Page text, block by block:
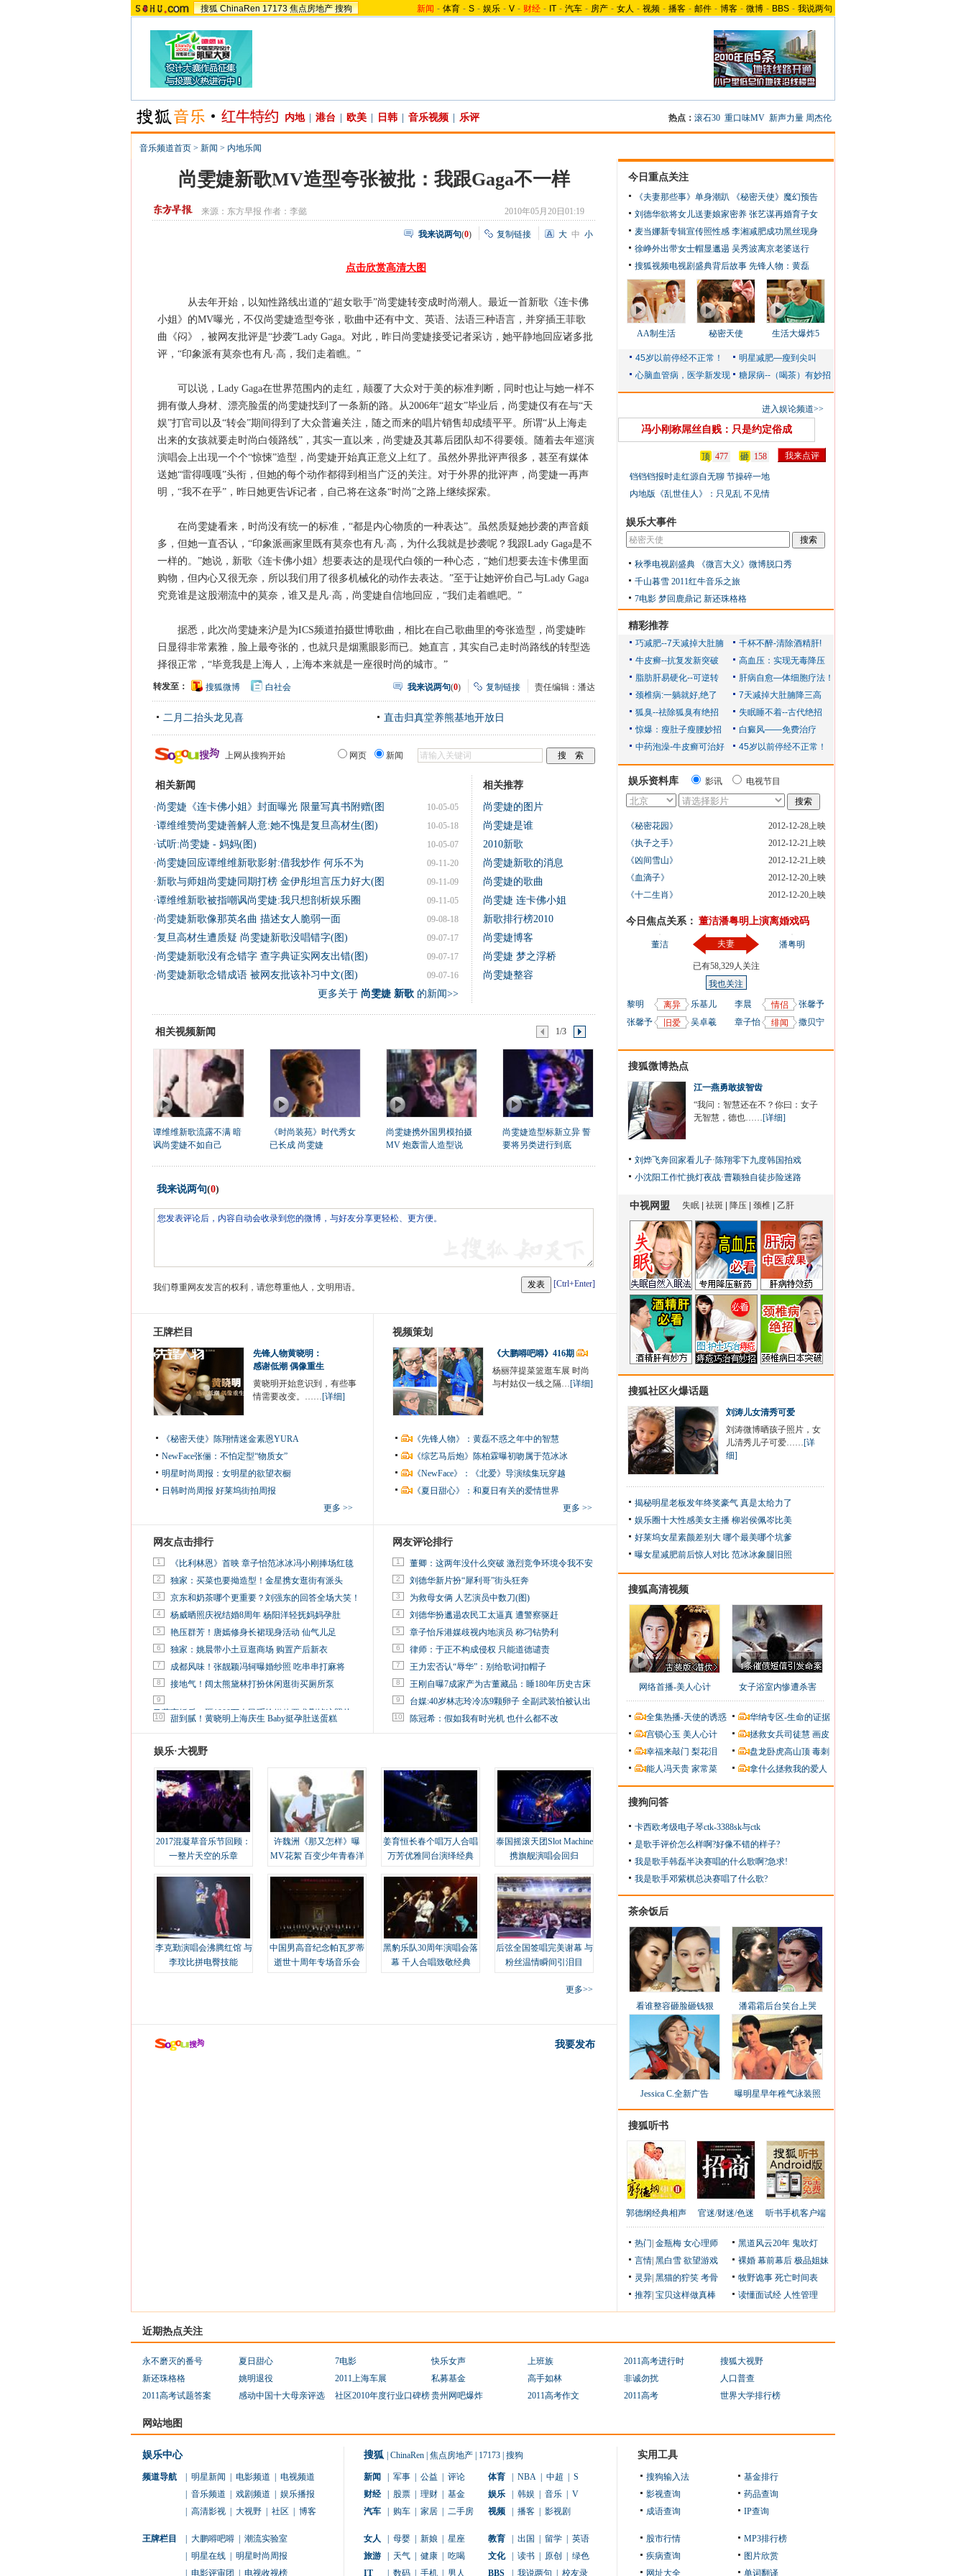
搜狐 ChinaRen 17173 焦点房地产 搜狗 新闻 - 体育 - S - 娱乐 - V - 财经 - IT - 汽车 - 房产 - 女人 - 视频 - 播客 - 邮件 - 博客 - 微博 - BBS - 我说两句
内地 港台 欧美 日韩 音乐视频 乐评 热点： 滚石30 重口味MV 新声力量 周杰伦
音乐频道首页 > 新闻 > 内地乐闻
尚雯婕新歌MV造型夸张被批：我跟Gaga不一样
来源： 东方早报 作者：李懿 2010年05月20日01:19
我来说两句(0) 复制链接 大 中 小
点击欣赏高清大图
从去年开始，以知性路线出道的“超女歌手”尚雯婕转变成时尚潮人。最近一首新歌《连卡佛
小姐》的MV曝光，不仅尚雯婕造型夸张，歌曲中还有中文、英语、法语三种语言，并穿插王菲歌
曲《闷》，被网友批评是“抄袭”Lady Gaga。对此，昨日尚雯婕接受记者采访，她平静地回应诸多批
评，“印象派有莫奈也有凡·高，我们走着瞧。”
可以说，Lady Gaga在世界范围内的走红，颠覆了大众对于美的标准判断，同时也让与她一样不
拥有傲人身材、漂亮脸蛋的尚雯婕找到了一条新的路。从2006年“超女”毕业后，尚雯婕仅有在与“天
娱”打官司以及“转会”期间得到了大众普遍关注，随之而来的唱片销售却成绩平平。所谓“从上海走
出来的女孩就要走时尚白领路线”，其实一直以来，尚雯婕及其幕后团队却不得要领。随着去年巡演
演唱会上出现一个个“惊悚”造型，尚雯婕开始真正意义上红了。虽然外界批评声很多，甚至有媒体
送她“雷得嘎嘎”头衔，但她的每个动作都得到相当广泛的关注。对于外界的批评声，尚雯婕一再声
明，“我不在乎”，昨日她更告诉记者，自己将在这条“时尚”之路上继续探索。
在尚雯婕看来，时尚没有统一的标准，“都是内心物质的一种表达”。虽然质疑她抄袭的声音颇
多，但她一直否认，“印象派画家里既有莫奈也有凡·高，为什么我就是抄袭呢？我跟Lady Gaga是不
一样的。”她说，新歌《连卡佛小姐》想要表达的是现代白领的一种心态，“她们想要去连卡佛里面
购物，但内心又很无奈，所以我们用了很多机械化的动作去表达。”至于让她评价自己与Lady Gaga
究竟谁是这股潮流中的莫奈，谁又是凡·高，尚雯婕自信地回应，“我们走着瞧吧。”
据悉，此次尚雯婕来沪是为ICS频道拍摄世博歌曲，相比在自己歌曲里的夸张造型，尚雯婕昨
日显得非常素雅，脸上最夸张的，也就只是烟熏眼影而已。她直言，其实自己走时尚路线的转型选
择很正常，“毕竟我是上海人，上海本来就是一座很时尚的城市。”
转发至： 搜狐微博 白社会 我来说两句(0) 复制链接 责任编辑：潘达
二月二抬头龙见喜 直击归真堂养熊基地开放日
上网从搜狗开始 网页 新闻
相关新闻
10-05-05
· 尚雯婕《连卡佛小姐》封面曝光 限量写真书附赠(图
10-05-18
·谭维维赞尚雯婕善解人意:她不愧是复旦高材生(图)
10-05-07
·试听:尚雯婕 - 妈妈(图)
09-11-20
· 尚雯婕回应谭维维新歌影射:借我炒作 何乐不为
09-11-09
· 新歌与师姐尚雯婕同期打榜 金伊彤坦言压力好大(图
09-11-05
·谭维维新歌被指嘲讽尚雯婕:我只想剖析娱乐圈
09-08-18
· 尚雯婕新歌像那英名曲 描述女人脆弱一面
09-07-17
·复旦高材生遭质疑 尚雯婕新歌没唱错字(图)
09-07-17
· 尚雯婕新歌没有念错字 查字典证实网友出错(图)
09-07-16
· 尚雯婕新歌念错成语 被网友批该补习中文(图)
更多关于 尚雯婕 新歌的新闻>>
相关推荐
尚雯婕的图片
尚雯婕是谁
2010新歌
尚雯婕新歌的消息
尚雯婕的歌曲
尚雯婕 连卡佛小姐
新歌排行榜2010
尚雯婕博客
尚雯婕 梦之浮桥
尚雯婕整容
相关视频新闻 1/3
谭维维新歌流露不满 暗
讽尚雯婕不如自己
《时尚装苑》时代秀女
已长成 尚雯婕
尚雯婕携外国男模拍摄
MV 炮轰雷人造型说
尚雯婕造型标新立异 誓
要将另类进行到底
我来说两句(0)
我们尊重网友发言的权利，请您尊重他人，文明用语。 [Ctrl+Enter]
王牌栏目
先锋人物黄晓明：
感谢低潮 偶像重生
黄晓明开始意识到，有些事
情需要改变。……[详细]
《秘密天使》陈翔情迷金素恩YURA
NewFace张俪：不怕定型“物质女”
明星时尚周报：女明星的欲望衣橱
日韩时尚周报 好莱坞街拍周报
更多 >>
视频策划
《大鹏嘚吧嘚》416期
杨丽萍提菜篮逛车展 时尚
与村姑仅一线之隔…[详细]
《先锋人物》：黄磊不惑之年中的智慧
《综艺马后炮》陈柏霖曝初吻属于范冰冰
《NewFace》：《北爱》导演续集玩穿越
《夏日甜心》：和夏日有关的爱情世界
更多 >>
网友点击排行
1 《比利林恩》首映 章子怡范冰冰冯小刚捧场红毯
2 独家：买菜也要拗造型！金星携女逛街有派头
3 京东和奶茶哪个更重要？刘强东的回答全场大笑！
4 杨威晒照庆祝结婚8周年 杨阳洋轻抚妈妈孕肚
5 艳压群芳！唐嫣修身长裙现身活动 仙气儿足
6 独家：姚晨带小土豆逛商场 购置产后新衣
7 成都风味！张靓颖冯轲曝婚纱照 吃串串打麻将
8 接地气！阔太熊黛林打扮休闲逛街买厕所泵
9
马蓉离婚后，砸1000万人民币给媒体要求删掉这照片
10 甜到腻！黄晓明上海庆生 Baby挺孕肚送蛋糕
网友评论排行
1 董卿：这两年没什么突破 激烈竞争环境令我不安
2 刘德华新片扮“犀利哥”街头狂奔
3 为救母女俩 人艺演员中数刀(图)
4 刘德华扮邋遢农民工太逼真 遭警察驱赶
5 章子怡斥港媒歧视内地演员 称刁钻势利
6 律师：于正不构成侵权 只能道德谴责
7 王力宏否认“辱华”：别给歌词扣帽子
8 王刚自曝7成家产为古董藏品：睡180年历史古床
9 台媒:40岁林志玲冷冻9颗卵子 全副武装怕被认出
10 陈冠希：假如我有时光机 也什么都不改
娱乐·大视野
2017混凝草音乐节回顾：
一整片天空的乐章
许魏洲《那又怎样》曝
MV花絮 百变少年青春洋
姜育恒长春个唱万人合唱
万芳优雅同台演绎经典
泰国摇滚天团Slot Machine
携旗舰演唱会回归
李克勤演唱会沸腾红馆 与
李玟比拼电臀技能
中国男高音纪念帕瓦罗蒂
逝世十周年专场音乐会
黑豹乐队30周年演唱会落
幕 千人合唱致敬经典
后弦全国签唱完美谢幕 与
粉丝温情瞬间引泪目
更多>>
我要发布
今日重点关注
《夫妻那些事》单身潮趴
《秘密天使》魔幻预告
刘德华欲将女儿送妻娘家密养 张艺谋再婚育子女
麦当娜新专辑宣传照性感 李湘减肥成功黑丝现身
徐峥外出带女士帽显邋遢 吴秀波离京老婆送行
搜狐视频电视剧盛典背后故事 先锋人物：黄磊
AA制生活 秘密天使 生活大爆炸5
进入娱论频道>>
冯小刚称屌丝自贱：只是约定俗成
顶 477 砸
158
铛铛铛报时走红源自无聊 节操碎一地
内地版《乱世佳人》：只见乱 不见情
娱乐大事件
秋季电视剧盛典
《微言大义》微博脱口秀
千山暮雪 2011红牛音乐之旅
7电影 梦回鹿鼎记 新还珠格格
精彩推荐
娱乐资料库 影讯 电视节目
《秘密花园》
2012-12-28上映
《执子之手》
2012-12-21上映
《凶间雪山》
2012-12-21上映
《血滴子》
2012-12-20上映
《十二生肖》
2012-12-20上映
今日焦点关系： 董洁潘粤明上演离婚戏码
董洁 夫妻
已有58,329人关注
我也关注
潘粤明
黎明 离异
乐基儿
张馨予
旧爱 吴卓羲
李晨 情侣
张馨予
章子怡
绯闻 撒贝宁
搜狐微博热点
江一燕勇敢拔智齿
“我问：智慧还在不？你曰：女子
无智慧，德也……[详细]
刘烨飞奔回家看儿子·陈翔零下九度韩国拍戏
小沈阳工作忙挑灯夜战·曹颖独自徒步险迷路
搜狐社区火爆话题
刘涛儿女清秀可爱
刘涛微博晒孩子照片，女
儿清秀儿子可爱……[详
细]
揭秘明星老板发年终奖豪气 真是太给力了
娱乐圈十大性感美女主播 柳岩侯佩岑比美
好莱坞女星素颜差别大 哪个最美哪个坑爹
曝女星减肥前后惊人对比 范冰冰象腿旧照
搜狐高清视频
网络首播-美人心计 女子浴室内惨遭杀害
全集热播-天使的诱惑
华纳专区-生命的证据
宫锁心玉 美人心计 拯救女兵司徒慧 画皮
幸福来敲门 梨花泪 盘龙卧虎高山顶 毒刺
能人冯天贵 家常菜 拿什么拯救我的爱人
搜狗问答
卡西欧考级电子琴ctk-3388sk与ctk
是歌手评价怎么样啊?好像不错的样子?
我是歌手韩磊半决赛唱的什么歌啊?急求!
我是歌手邓紫棋总决赛唱了什么歌?
茶余饭后
看谁整容砸脸砸钱狠 潘霜霜后台笑台上哭
Jessica C.全新广告 曝明星早年稚气泳装照
搜狐听书
郭德纲经典相声 官迷/财迷/色迷 听书手机客户端
热门 金瓶梅 女心理师 黑道风云20年 鬼吹灯
言情 黑白雪 欲望游戏 裸婚 幕前幕后 极品姐妹
灵异 黑猫的狞笑 考骨 牧野诡事 死亡时间表
推荐 宝贝这样做真棒 读懂面试经 人性管理
近期热点关注
永不磨灭的番号 夏日甜心 7电影 快乐女声 上班族 2011高考进行时
搜狐大视野
新还珠格格
姚明退役 2011上海车展 私募基金 高手如林 非诚勿扰
人口普查
2011高考试题答案
感动中国十大母亲评选 社区2010年度行业口碑榜贵州网吧爆炸 2011高考作文 2011高考 世界大学排行榜
网站地图
娱乐中心
频道导航 明星新闻 电影频道
电视频道
音乐频道 戏剧频道
娱乐播报
高清影视 大视野 社区 博客
王牌栏目 大鹏嘚吧嘚
潮流实验室
明星在线
明星时尚周报
电影评审团 电视收视榜
搜狐 ChinaRen 焦点房地产 17173 搜狗
新闻 军事 公益 评论 体育 NBA 中超
S
财经
股票 理财 基金 娱乐 韩娱 音乐
V
汽车
购车 家居 二手房 视频 播客 影视剧
女人 母婴 新娘 星座 教育 出国 留学
英语
旅游
天气 健康 吃喝 文化 读书 原创
绿色
IT
数码 手机 男人 BBS 我说两句 校友录
实用工具
搜狗输入法
基金排行
影视查询
药品查询
成语查询
IP查询
股市行情
MP3排行榜
疾病查询
图片欣赏
网址大全
单词翻译